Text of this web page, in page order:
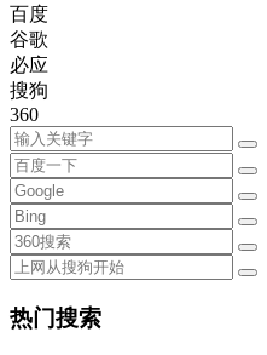
百度
谷歌
必应
搜狗
360
热门搜索